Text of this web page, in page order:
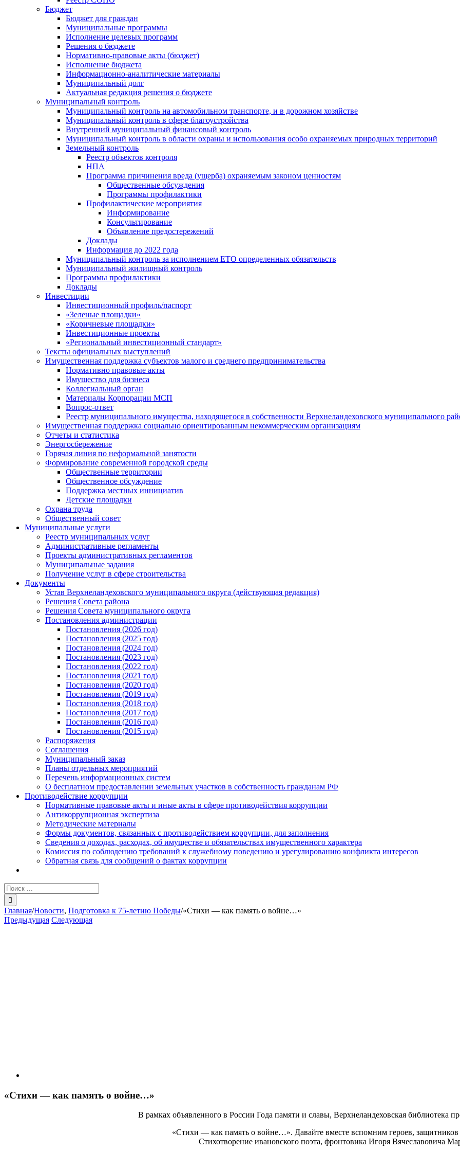
Бюджет
Бюджет для граждан
Муниципальные программы
Исполнение целевых программ
Решения о бюджете
Нормативно-правовые акты (бюджет)
Исполнение бюджета
Информационно-аналитические материалы
Муниципальный долг
Актуальная редакция решения о бюджете
Муниципальный контроль
Муниципальный контроль на автомобильном транспорте, и в дорожном хозяйстве
Муниципальный контроль в сфере благоустройства
Внутренний муниципальный финансовый контроль
Муниципальный контроль в области охраны и использования особо охраняемых природных территорий
Земельный контроль
Реестр объектов контроля
НПА
Программа причинения вреда (ущерба) охраняемым законом ценностям
Общественные обсуждения
Программы профилактики
Профилактические мероприятия
Информирование
Консультирование
Объявление предостережений
Доклады
Информация до 2022 года
Муниципальный контроль за исполнением ЕТО определенных обязательств
Муниципальный жилищный контроль
Программы профилактики
Доклады
Инвестиции
Инвестиционный профиль/паспорт
«Зеленые площадки»
«Коричневые площадки»
Инвестиционные проекты
«Региональный инвестиционный стандарт»
Тексты официальных выступлений
Имущественная поддержка субъектов малого и среднего предпринимательства
Нормативно правовые акты
Имущество для бизнеса
Коллегиальный орган
Материалы Корпорации МСП
Вопрос-ответ
Реестр муниципального имущества, находящегося в собственности Верхнеландеховского муниципального
Имущественная поддержка социально ориентированным некоммерческим организациям
Отчеты и статистика
Энергосбережение
Горячая линия по неформальной занятости
Формирование современной городской среды
Общественные территории
Общественное обсуждение
Поддержка местных иннициатив
Детские площадки
Охрана труда
Общественный совет
Муниципальные услуги
Реестр муниципальных услуг
Административные регламенты
Проекты административных регламентов
Муниципальные задания
Получение услуг в сфере строительства
Документы
Устав Верхнеландеховского муниципального округа (действующая редакция)
Решения Совета района
Решения Совета муниципального округа
Постановления администрации
Постановления (2026 год)
Постановления (2025 год)
Постановления (2024 год)
Постановления (2023 год)
Постановления (2022 год)
Постановления (2021 год)
Постановления (2020 год)
Постановления (2019 год)
Постановления (2018 год)
Постановления (2017 год)
Постановления (2016 год)
Постановления (2015 год)
Распоряжения
Соглашения
Муниципальный заказ
Планы отдельных мероприятий
Перечень информационных систем
О бесплатном предоставлении земельных участков в собственность гражданам РФ
Противодействие коррупции
Нормативные правовые акты и иные акты в сфере противодействия коррупции
Антикоррупционная экспертиза
Методические материалы
Формы документов, связанных с противодействием коррупции, для заполнения
Сведения о доходах, расходах, об имуществе и обязательствах имущественного характера
Комиссия по соблюдению требований к служебному поведению и урегулированию конфликта интересов
Обратная связь для сообщений о фактах коррупции
Результат
поиска:
Главная/Новости, Подготовка к 75-летию Победы/«Стихи — как память о войне…»
Предыдущая Следующая
«Стихи — как память о войне…»
В рамках объявленного в России Года памяти и славы, Верхнеландеховская библиотека
«Стихи — как память о войне…». Давайте вместе вспомним героев,
Стихотворение ивановского поэта, фронтовика Игоря Вячеславовича